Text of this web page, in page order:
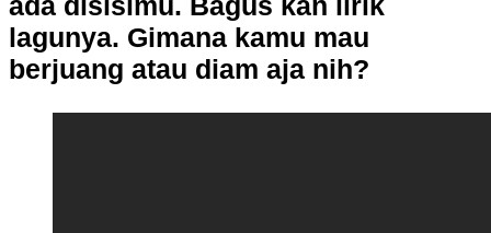
lagunya. Gimana kamu mau
berjuang atau diam aja nih?